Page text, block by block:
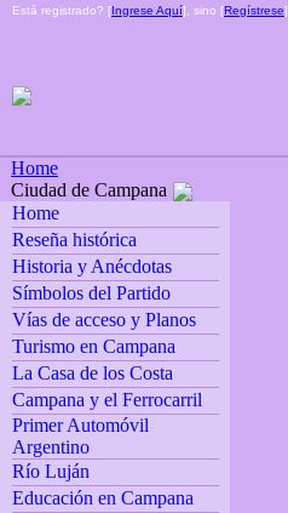
Está registrado? [Ingrese Aquí], sino [Regístrese]
Home
Ciudad de Campana
Home
Reseña histórica
Historia y Anécdotas
Símbolos del Partido
Vías de acceso y Planos
Turismo en Campana
La Casa de los Costa
Campana y el Ferrocarril
Primer Automóvil
Argentino
Río Luján
Educación en Campana